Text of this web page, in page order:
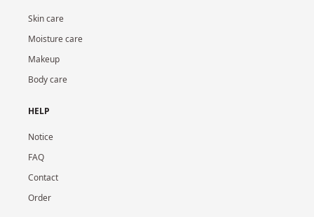
Skin care
Moisture care
Makeup
Body care
HELP
Notice
FAQ
Contact
Order